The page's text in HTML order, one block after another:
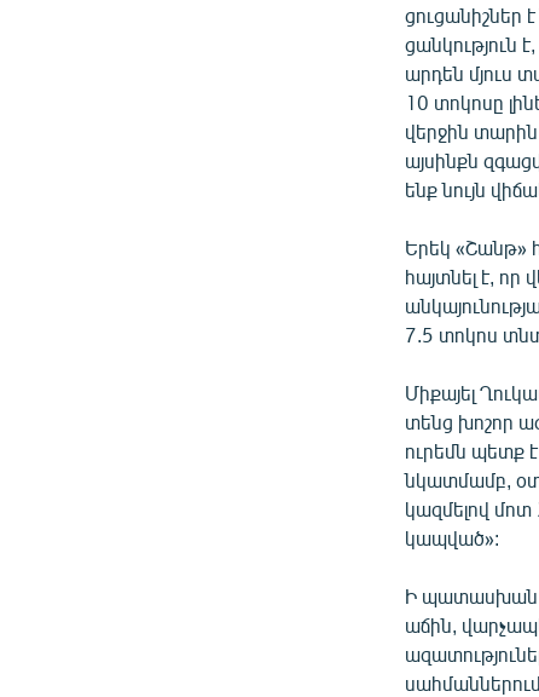
ցուցանիշներ
ցանկություն
արդեն մյուս
10 տոկոսը
վերջին տարին
այսինքն
ենք նույն
Երեկ «Շանթ»
հայտնել է, որ
7.5 տոկոս
Միքայել
տենց խոշոր
ուրեմն պետք
նկատմամբ,
կազմելով մոտ
կապված»:
Ի պատասխան
աճին,